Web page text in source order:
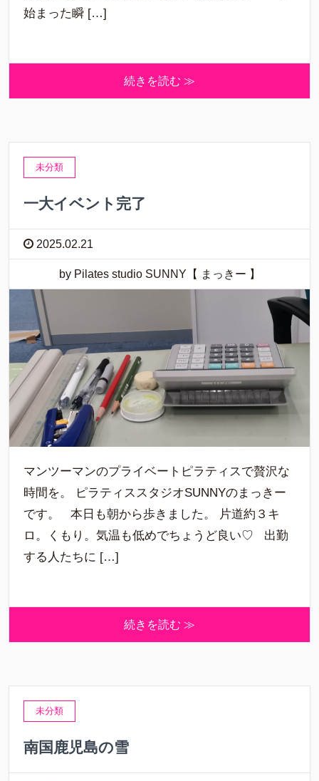
始まった瞬 […]
続きを読む ≫
未分類
一大イベント完了
2025.02.21
by Pilates studio SUNNY【 まっきー 】
マンツーマンのプライベートピラティスで贅沢な
時間を。 ピラティススタジオSUNNYのまっきー
です。 本日も朝から歩きました。 片道約３キ
ロ。くもり。気温も低めでちょうど良い♡ 出勤
する人たちに […]
続きを読む ≫
未分類
南国鹿児島の雪